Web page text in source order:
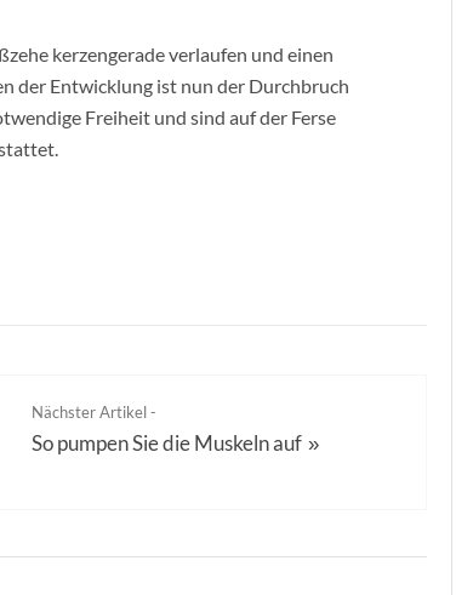
kerzengerade verlaufen und einen
der Entwicklung ist nun der Durchbruch
Freiheit und sind auf der Ferse
Nächster Artikel -
So pumpen Sie die Muskeln auf »